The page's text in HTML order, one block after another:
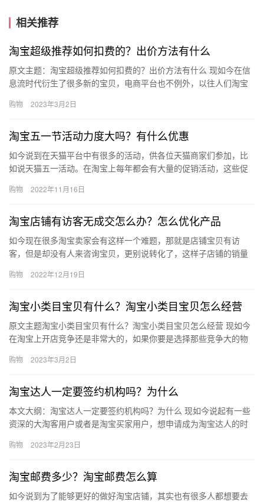
相关推荐
淘宝超级推荐如何扣费的？出价方法有什么
原文主题：淘宝超级推荐如何扣费的？出价方法有什么 现如今在信
息流时代衍生了很多新的宝贝，电商平台也不例外，以往人们淘宝
我们…
购物 2023年3月2日
淘宝五一节活动力度大吗？有什么优惠
如今说到在天猫平台中有很多的活动，供各位天猫商家们参加，比
如说天猫五一活动。在淘宝上每年都会有大量的促销活动，这些促
什么优…
购物 2022年11月16日
淘宝店铺有访客无成交怎么办？怎么优化产品
如今现在很多淘宝卖家会有这样一个难题，那就是店铺宝贝有访
客，但是却没有人来咨询宝贝，更别说转化了，这样子店铺的销量
面来看看…
购物 2022年12月19日
淘宝小类目宝贝有什么？淘宝小类目宝贝怎么经营
原文主题淘宝小类目宝贝有什么？淘宝小类目宝贝怎么经营 现如今
在淘宝上开店竞争还是非常大的，如果你要是选择那些竞争大的物
相对…
购物 2023年3月2日
淘宝达人一定要签约机构吗？为什么
本文大纲：淘宝达人一定要签约机构吗？为什么 现如今说起有一些
资深的大淘客用户或者是淘宝买家用户，想申请成为淘宝达人的时
人一…
购物 2023年2月23日
淘宝邮费多少？淘宝邮费怎么算
如今说到为了能够更好的做好淘宝店铺，其实也有很多人都想要去